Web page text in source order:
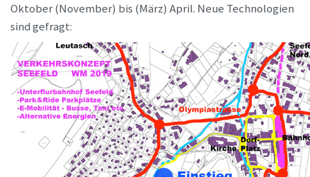
Oktober (November) bis (März) April. Neue Technologien
sind gefragt: